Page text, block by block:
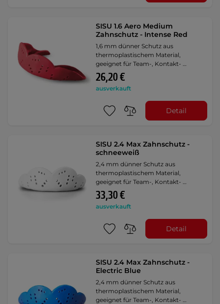
SISU 1.6 Aero Medium
Zahnschutz - Intense Red
1,6 mm dünner Schutz aus
thermoplastischem Material,
geeignet für Team-, Kontakt- …
26,20 €
ausverkauft
Detail
SISU 2.4 Max Zahnschutz -
schneeweiß
2,4 mm dünner Schutz aus
thermoplastischem Material,
geeignet für Team-, Kontakt- …
33,30 €
ausverkauft
Detail
SISU 2.4 Max Zahnschutz -
Electric Blue
2,4 mm dünner Schutz aus
thermoplastischem Material,
geeignet für Team-, Kontakt- …